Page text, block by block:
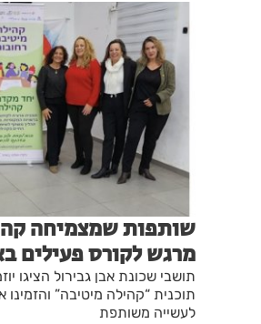
שותפות שמצמיחה
מרגש לקורס פעילים
תושבי שכונת אבן גבירול הציגו
תוכנית “קהילה מיטיבה”
לעשייה משותפת